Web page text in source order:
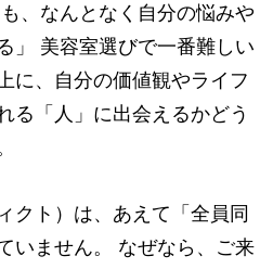
、なんとなく自分の悩みや
」 美容室選びで一番難しい
に、自分の価値観やライフ
る「人」に出会えるかどう
クト）は、あえて「全員同
いません。 なぜなら、ご来